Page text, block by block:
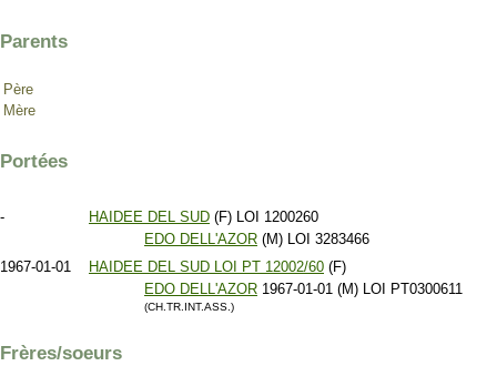
Parents
Père
Mère
Portées
- HAIDEE DEL SUD (F) LOI 1200260
EDO DELL'AZOR (M) LOI 3283466
1967-01-01
HAIDEE DEL SUD LOI PT 12002/60 (F)
EDO DELL'AZOR 1967-01-01 (M) LOI PT0300611
(CH.TR.INT.ASS.)
Frères/soeurs